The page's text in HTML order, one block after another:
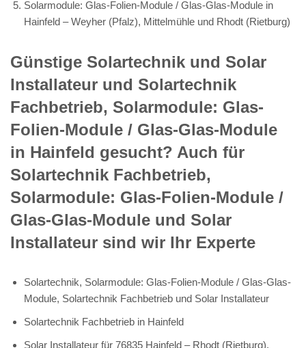
Solarmodule: Glas-Folien-Module / Glas-Glas-Module in
Hainfeld – Weyher (Pfalz), Mittelmühle und Rhodt (Rietburg)
Günstige Solartechnik und Solar
Installateur und Solartechnik
Fachbetrieb, Solarmodule: Glas-
Folien-Module / Glas-Glas-Module
in Hainfeld gesucht? Auch für
Solartechnik Fachbetrieb,
Solarmodule: Glas-Folien-Module /
Glas-Glas-Module und Solar
Installateur sind wir Ihr Experte
Solartechnik, Solarmodule: Glas-Folien-Module / Glas-Glas-
Module, Solartechnik Fachbetrieb und Solar Installateur
Solartechnik Fachbetrieb in Hainfeld
Solar Installateur für 76835 Hainfeld – Rhodt (Rietburg),